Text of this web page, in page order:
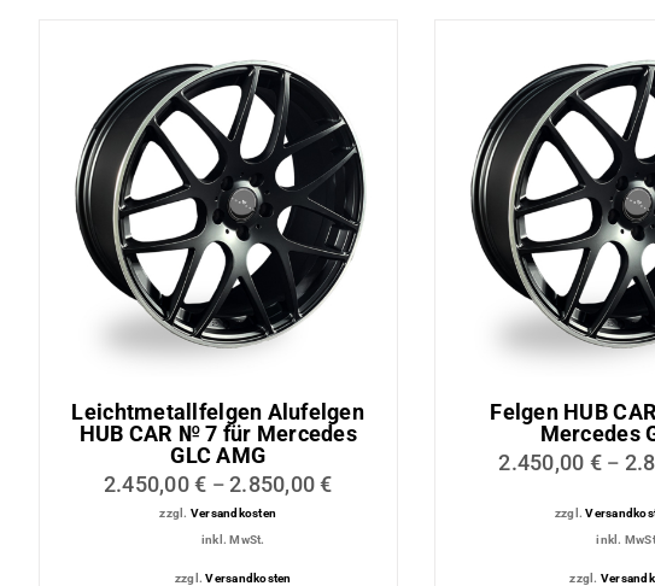
Stereokonzepte
Innenraum
Innenraum Sanierung
Leder statt Lack
Lederausstattung
Lederausstattungs-
Leichtmetallfelgen Alufelgen
HUB CAR № 7 für Mercedes
GLC AMG
2.450,00€ –2.850,00€
zzgl. Versandkosten
inkl. MwSt.
zzgl.Versandkosten
Felgen HUB
Mercedes
2.450,00 €–
zzgl.
inkl.
zzgl.